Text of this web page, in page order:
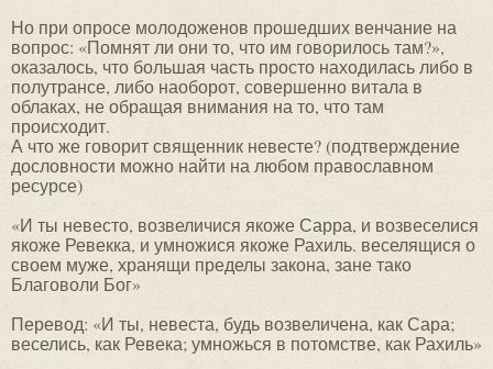
Но при опросе молодоженов прошедших венчание на
вопрос: «Помнят ли они то, что им говорилось там?»,
оказалось, что большая часть просто находилась либо в
полутрансе, либо наоборот, совершенно витала в
облаках, не обращая внимания на то, что там
происходит.
А что же говорит священник невесте? (подтверждение
дословности можно найти на любом православном
ресурсе)
«И ты невесто, возвеличися якоже Сарра, и возвеселися
якоже Ревекка, и умножися якоже Рахиль. веселящися о
своем муже, хранящи пределы закона, зане тако
Благоволи Бог»
Перевод: «И ты, невеста, будь возвеличена, как Сара;
веселись, как Ревека; умножься в потомстве, как Рахиль»